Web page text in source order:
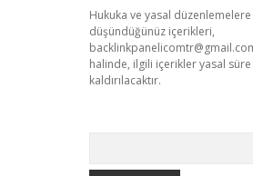
Hukuka ve yasal düzenlemelere
düşündüğünüz içerikleri,
halinde, ilgili içerikler yasal
kaldırılacaktır.